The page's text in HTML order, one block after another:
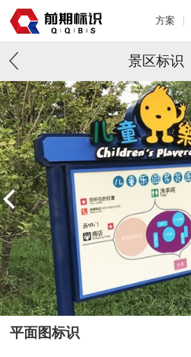
方案
景区标识
平面图标识